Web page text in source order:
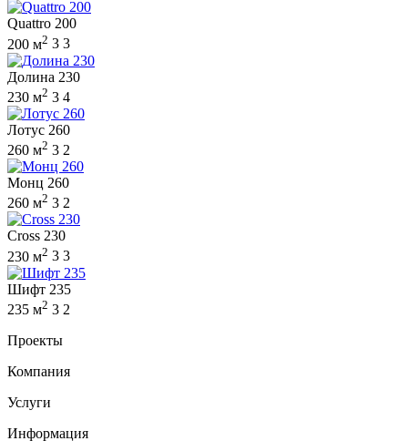
Quattro 200
200 м2 3 3
Долина 230
230 м2 3 4
Лотус 260
260 м2 3 2
Монц 260
260 м2 3 2
Cross 230
230 м2 3 3
Шифт 235
235 м2 3 2
Проекты
Компания
Услуги
Информация